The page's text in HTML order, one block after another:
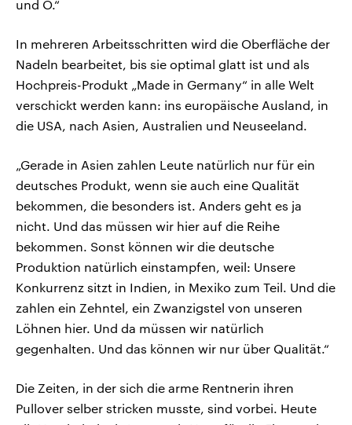
und O.“
In mehreren Arbeitsschritten wird die Oberfläche der
Nadeln bearbeitet, bis sie optimal glatt ist und als
Hochpreis-Produkt „Made in Germany“ in alle Welt
verschickt werden kann: ins europäische Ausland, in
die USA, nach Asien, Australien und Neuseeland.
„Gerade in Asien zahlen Leute natürlich nur für ein
deutsches Produkt, wenn sie auch eine Qualität
bekommen, die besonders ist. Anders geht es ja
nicht. Und das müssen wir hier auf die Reihe
bekommen. Sonst können wir die deutsche
Produktion natürlich einstampfen, weil: Unsere
Konkurrenz sitzt in Indien, in Mexiko zum Teil. Und die
zahlen ein Zehntel, ein Zwanzigstel von unseren
Löhnen hier. Und da müssen wir natürlich
gegenhalten. Und das können wir nur über Qualität.“
Die Zeiten, in der sich die arme Rentnerin ihren
Pullover selber stricken musste, sind vorbei. Heute